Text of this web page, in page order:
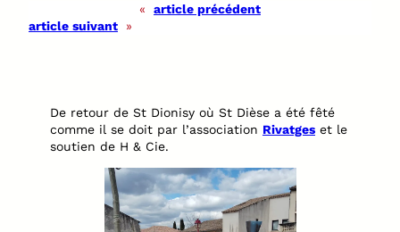
«
article précédent
article suivant
»
De retour de St Dionisy où St Dièse a été fêté
comme il se doit par l’association Rivatges et le
soutien de H & Cie.